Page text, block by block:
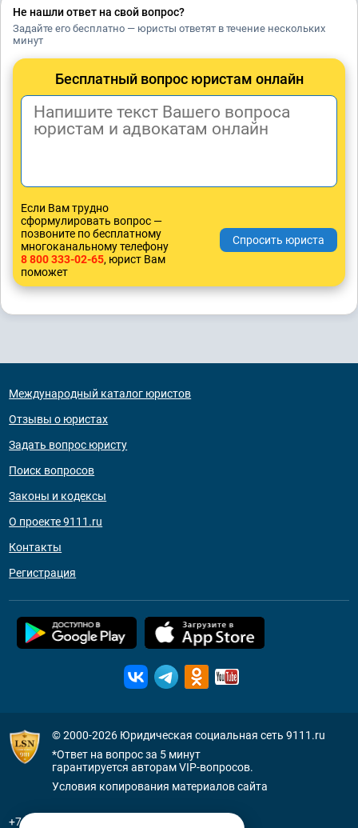
Не нашли ответ на свой вопрос?
Задайте его бесплатно — юристы ответят в течение нескольких
минут
Бесплатный вопрос юристам онлайн
Если Вам трудно
сформулировать вопрос —
позвоните по бесплатному
многоканальному телефону
8 800 333-02-65, юрист Вам
поможет
Международный каталог юристов
Отзывы о юристах
Задать вопрос юристу
Поиск вопросов
Законы и кодексы
О проекте 9111.ru
Контакты
Регистрация
© 2000-2026 Юридическая социальная сеть 9111.ru
*Ответ на вопрос за 5 минут
гарантируется авторам VIP-вопросов.
Условия копирования материалов сайта
+7 (800) 505-91-11